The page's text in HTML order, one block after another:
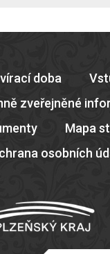
doba
zveřejněné
Mapa
osobních